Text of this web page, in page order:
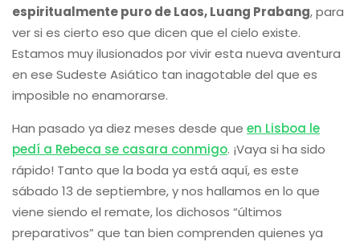
espiritualmente puro de Laos, Luang Prabang, para
ver si es cierto eso que dicen que el cielo existe.
Estamos muy ilusionados por vivir esta nueva aventura
en ese Sudeste Asiático tan inagotable del que es
imposible no enamorarse.
Han pasado ya diez meses desde que en Lisboa le
pedí a Rebeca se casara conmigo. ¡Vaya si ha sido
rápido! Tanto que la boda ya está aquí, es este
sábado 13 de septiembre, y nos hallamos en lo que
viene siendo el remate, los dichosos “últimos
preparativos” que tan bien comprenden quienes ya